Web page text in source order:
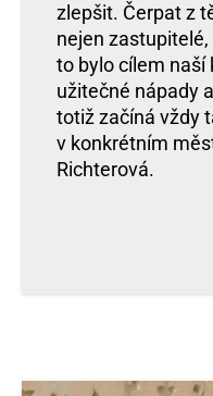
zlepšit. Čerpat z
nejen
to bylo cílem naší
užitečné nápady
totiž začíná vždy
v konkrétním
Richterová.